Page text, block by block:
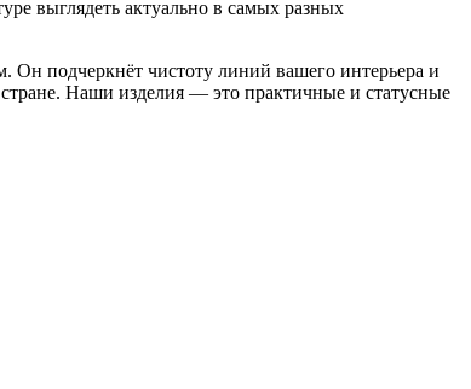
выглядеть актуально в самых разных
Он подчеркнёт чистоту линий вашего интерьера и
Наши изделия — это практичные и статусные